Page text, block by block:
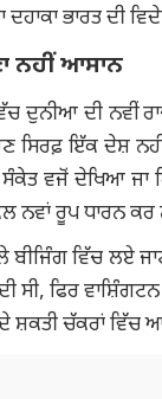
ਭਾਰਤ ਦੀ
ਨਹੀਂ ਆਸਾਨ
ਦੁਨੀਆ ਦੀ ਨਵੀਂ
ਸਿਰਫ਼ ਇੱਕ ਦੇਸ਼
ਵਜੋਂ ਦੇਖਿਆ ਜਾ
ਨਵਾਂ ਰੂਪ ਧਾਰਨ ਕਰ
ਵਿੱਚ ਲਏ
ਸੀ, ਫਿਰ
ਚੱਕਰਾਂ ਵਿੱਚ